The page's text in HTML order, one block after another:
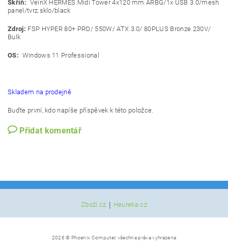
Skříň: VeinX HERMES Midi Tower 4x120 mm ARBG/1x USB 3.0/mesh
panel/tvrz.sklo/black
Zdroj: FSP HYPER 80+ PRO/ 550W/ ATX 3.0/ 80PLUS Bronze 230V/
Bulk
OS: Windows 11 Professional
Skladem na prodejně
Buďte první, kdo napíše příspěvek k této položce.
Přidat komentář
Zboží.cz | Heureka.cz
2026 © Phoenix Computer, všechna práva vyhrazena